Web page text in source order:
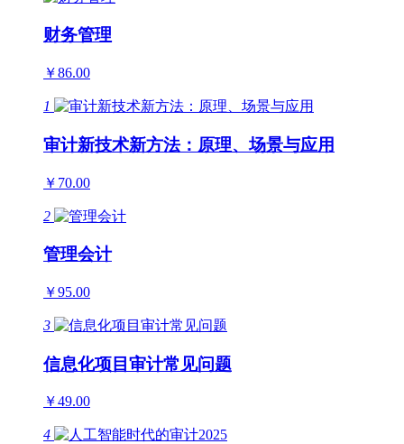
财务管理
￥86.00
1
审计新技术新方法：原理、场景与应用
￥70.00
2
管理会计
￥95.00
3
信息化项目审计常见问题
￥49.00
4